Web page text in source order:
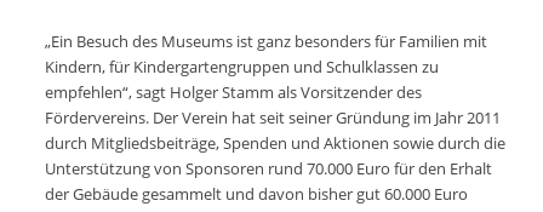
„Ein Besuch des Museums ist ganz besonders für Familien mit
Kindern, für Kindergartengruppen und Schulklassen zu
empfehlen“, sagt Holger Stamm als Vorsitzender des
Fördervereins. Der Verein hat seit seiner Gründung im Jahr 2011
durch Mitgliedsbeiträge, Spenden und Aktionen sowie durch die
Unterstützung von Sponsoren rund 70.000 Euro für den Erhalt
der Gebäude gesammelt und davon bisher gut 60.000 Euro